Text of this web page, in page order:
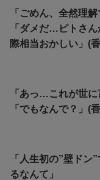
「ごめん、全然理解
「 ダメだ…ピトさん
際相当おかしい」(
「あっ…これが世に
「でもなんで？」(
「 人生初の”壁ドン
るなんて」